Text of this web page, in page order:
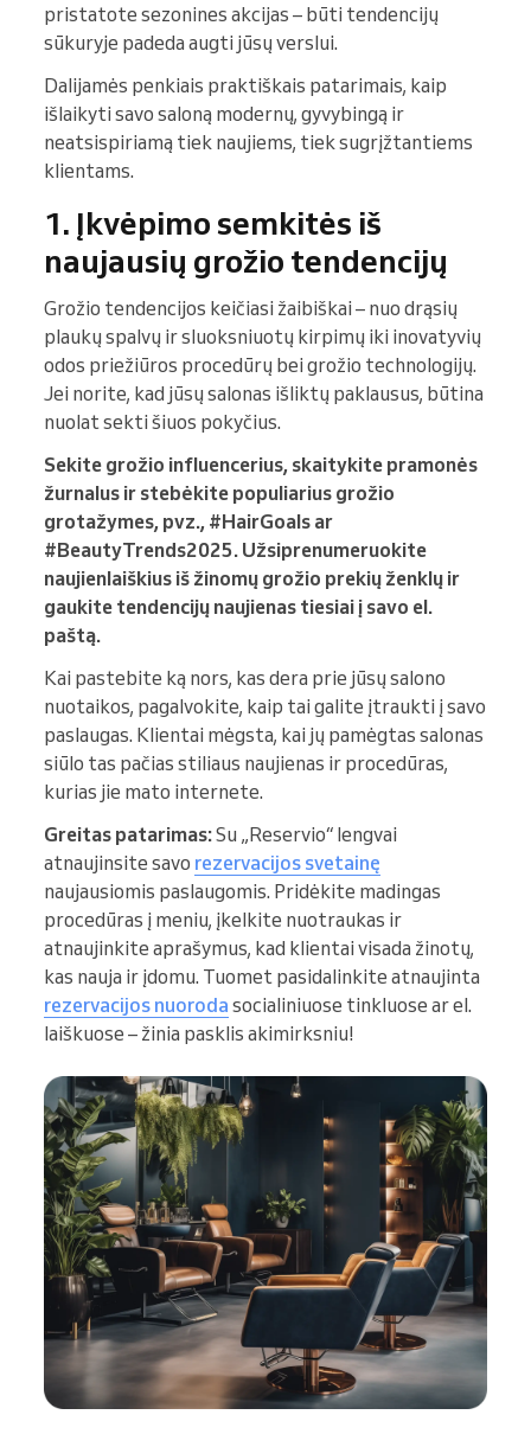
pristatote sezonines akcijas – būti tendencijų
sūkuryje padeda augti jūsų verslui.
Dalijamės penkiais praktiškais patarimais, kaip
išlaikyti savo saloną modernų, gyvybingą ir
neatsispiriamą tiek naujiems, tiek sugrįžtantiems
klientams.
1. Įkvėpimo semkitės iš
naujausių grožio tendencijų
Grožio tendencijos keičiasi žaibiškai – nuo drąsių
plaukų spalvų ir sluoksniuotų kirpimų iki inovatyvių
odos priežiūros procedūrų bei grožio technologijų.
Jei norite, kad jūsų salonas išliktų paklausus, būtina
nuolat sekti šiuos pokyčius.
Sekite grožio influencerius, skaitykite pramonės
žurnalus ir stebėkite populiarius grožio
grotažymes, pvz., #HairGoals ar
#BeautyTrends2025. Užsiprenumeruokite
naujienlaiškius iš žinomų grožio prekių ženklų ir
gaukite tendencijų naujienas tiesiai į savo el.
paštą.
Kai pastebite ką nors, kas dera prie jūsų salono
nuotaikos, pagalvokite, kaip tai galite įtraukti į savo
paslaugas. Klientai mėgsta, kai jų pamėgtas salonas
siūlo tas pačias stiliaus naujienas ir procedūras,
kurias jie mato internete.
Greitas patarimas:Su „Reservio“ lengvai
atnaujinsite savo rezervacijos svetainę
naujausiomis paslaugomis. Pridėkite madingas
procedūras į meniu, įkelkite nuotraukas ir
atnaujinkite aprašymus, kad klientai visada žinotų,
kas nauja ir įdomu. Tuomet pasidalinkite atnaujinta
rezervacijos nuoroda socialiniuose tinkluose ar el.
laiškuose – žinia pasklis akimirksniu!